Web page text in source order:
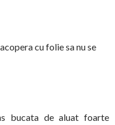
cu folie sa nu se
bucata de aluat foarte